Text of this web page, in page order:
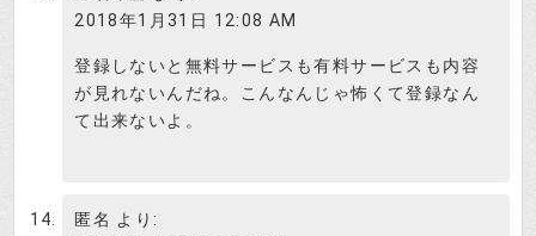
2018年1月31日 12:08 AM
登録しないと無料サービスも有料サービスも内容
が見れないんだね。こんなんじゃ怖くて登録なん
て出来ないよ。
匿名 より: